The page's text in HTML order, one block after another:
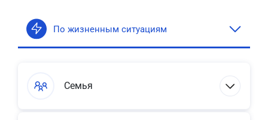
По жизненным ситуациям
Семья